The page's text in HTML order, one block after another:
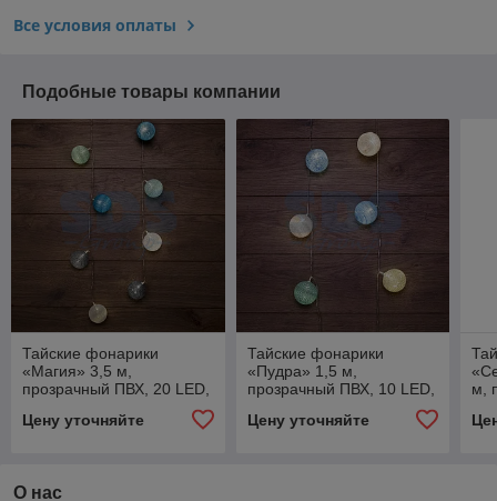
Все условия оплаты
Подобные товары компании
Тайские фонарики
«Магия» 3,5 м,
прозрачный ПВХ, 20 LED,
теплый белый, питание 2
х АА (батарейки не в
Цену уточняйте
Тайские фонарики
«Пудра» 1,5 м,
прозрачный ПВХ, 10 LED,
теплый белый, питание 2
х АА (батарейки не в
Цену уточняйте
м,
О нас